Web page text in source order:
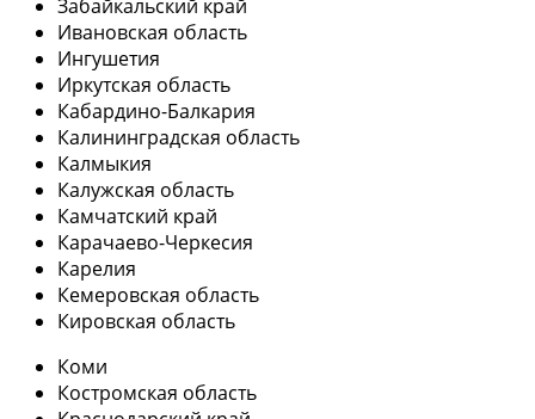
Забайкальский край
Ивановская область
Ингушетия
Иркутская область
Кабардино-Балкария
Калининградская область
Калмыкия
Калужская область
Камчатский край
Карачаево-Черкесия
Карелия
Кемеровская область
Кировская область
Коми
Костромская область